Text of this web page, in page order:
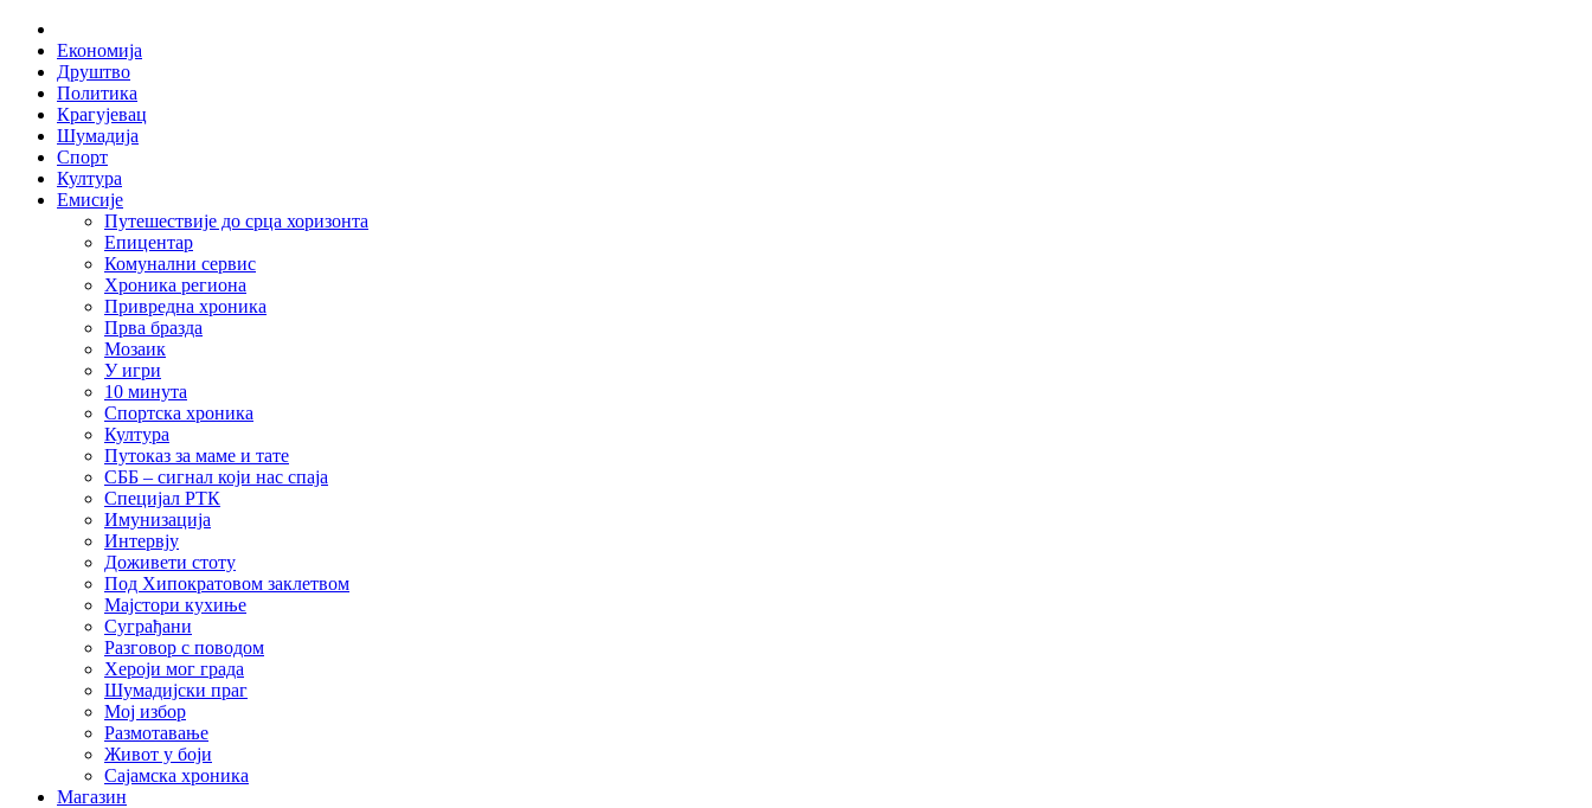
Skip
content
Економија
Друштво
Политика
Крагујевац
Шумадија
Спорт
Култура
Емисије
Путешествије до срца хоризонта
Епицентар
Комунални сервис
Хроника региона
Привредна хроника
Прва бразда
Мозаик
У игри
10 минута
Спортска хроника
Култура
Путоказ за маме и тате
СББ – сигнал који нас спаја
Специјал РТК
Имунизација
Интервју
Доживети стоту
Под Хипократовом заклетвом
Мајстори кухиње
Суграђани
Разговор с поводом
Хероји мог града
Шумадијски праг
Мој избор
Размотавање
Живот у боји
Сајамска хроника
Магазин